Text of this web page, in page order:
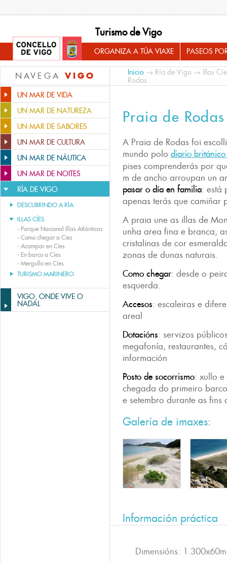
Turismo de Vigo
ORGANIZA A TÚA VIAXE PASEOS
NAVEGA VIGO
UN MAR DE VIDA
UN MAR DE NATUREZA
UN MAR DE SABORES
UN MAR DE CULTURA
UN MAR DE NÁUTICA
UN MAR DE NOITES
RÍA DE VIGO
DESCUBRINDO A RÍA
ILLAS CÍES
- Parque Nacional Illas Atlánticas
- Como chegar a Cíes
- Acampar en Cíes
- En barco a Cíes
- Mergullo en Cíes
TURISMO MARINERO
VIGO, ONDE VIVE O
NADAL
Inicio → Ría de Vigo → Illas
Rodas
Praia de Rodas
A Praia de Rodas foi
mundo polo diario
pises comprenderás por
m de ancho arroupan un
pasar o día en familia: está
apenas terás que
A praia une as illas de
unha area fina e branca,
cristalinas de cor
zonas de dunas naturais.
Como chegar: desde o
esquerda.
Accesos: escaleiras e
areal
Dotacións: servizos
megafonía, restaurantes,
información
Posto de socorrismo: xullo
chegada do primeiro
e setembro durante as fins
Galería de imaxes:
Información práctica
Dimensións: 1.300x60m